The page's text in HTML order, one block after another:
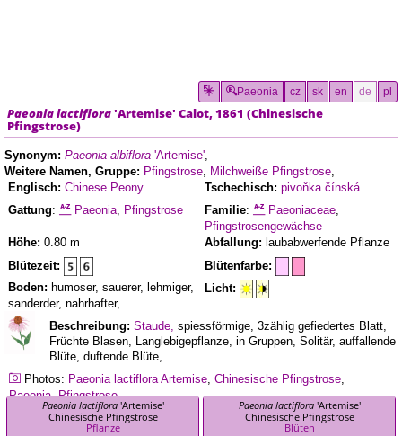
Paeonia cz sk en de pl
Paeonia lactiflora'Artemise' Calot, 1861 (Chinesische
Pfingstrose)
Synonym: Paeonia albiflora 'Artemise',
Weitere Namen, Gruppe: Pfingstrose, Milchweiße Pfingstrose,
Englisch: Chinese Peony Tschechisch: pivoňka čínská
Gattung: Paeonia, Pfingstrose Familie: Paeoniaceae,
Pfingstrosengewächse
Höhe: 0.80 m Abfallung: laubabwerfende Pflanze
Blütezeit:
Blütenfarbe:
Boden: humoser, sauerer, lehmiger,
sanderder, nahrhafter,
Licht:
Beschreibung: Staude, spiessförmige, 3zählig gefiedertes Blatt,
Früchte Blasen, Langlebigepflanze, in Gruppen, Solitär, auffallende
Blüte, duftende Blüte,
Photos: Paeonia lactiflora Artemise, Chinesische Pfingstrose,
Paeonia,Pfingstrose
Paeonia lactiflora'Artemise'
Chinesische Pfingstrose
Pflanze
Paeonia lactiflora'Artemise'
Chinesische Pfingstrose
Blüten